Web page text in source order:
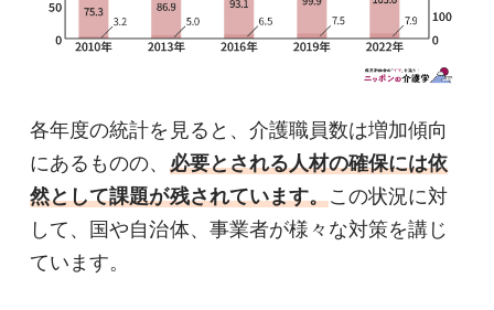
各年度の統計を見ると、介護職員数は増加傾向
にあるものの、 必要とされる人材の確保には依
然として課題が残されています。この状況に対
して、国や自治体、事業者が様々な対策を講じ
ています。